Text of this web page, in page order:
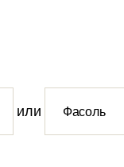
или